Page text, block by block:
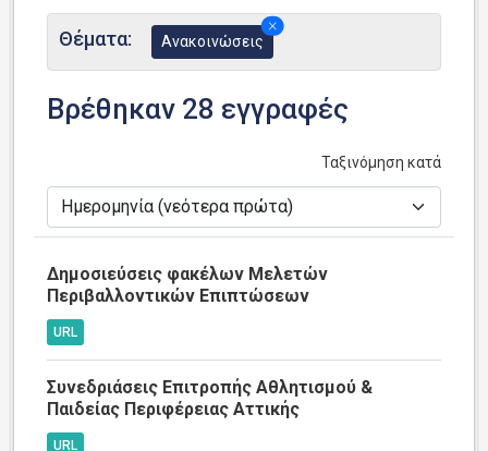
Θέματα: Ανακοινώσεις
Βρέθηκαν 28 εγγραφές
Ταξινόμηση κατά
Δημοσιεύσεις φακέλων Μελετών
Περιβαλλοντικών Επιπτώσεων
URL
Συνεδριάσεις Επιτροπής Αθλητισμού &
Παιδείας Περιφέρειας Αττικής
URL